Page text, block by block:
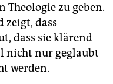
Theologie zu geben.
zeigt, dass
dass sie klärend
nicht nur geglaubt
werden.